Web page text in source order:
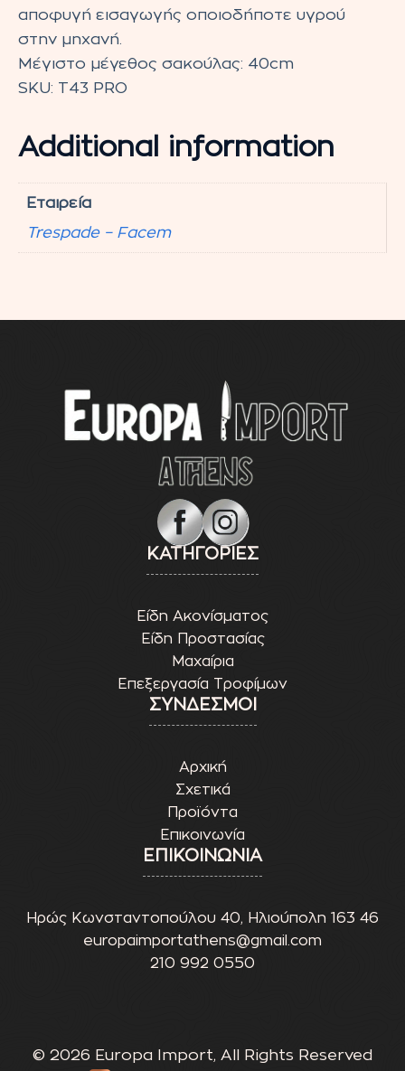
αποφυγή εισαγωγής οποιοδήποτε υγρού
στην μηχανή.
Μέγιστο μέγεθος σακούλας: 40cm
SKU: Τ43 PRO
Additional information
Εταιρεία
Trespade – Facem
ΚΑΤΗΓΟΡΙΕΣ
Είδη Ακονίσματος
Είδη Προστασίας
Μαχαίρια
Επεξεργασία Τροφίμων
ΣΥΝΔΕΣΜΟΙ
Αρχική
Σχετικά
Προϊόντα
Επικοινωνία
ΕΠΙΚΟΙΝΩΝΙΑ
Ηρώς Κωνσταντοπούλου 40, Ηλιούπολη 163 46
europaimportathens@gmail.com
210 992 0550
© 2026 Europa Import, All Rights Reserved